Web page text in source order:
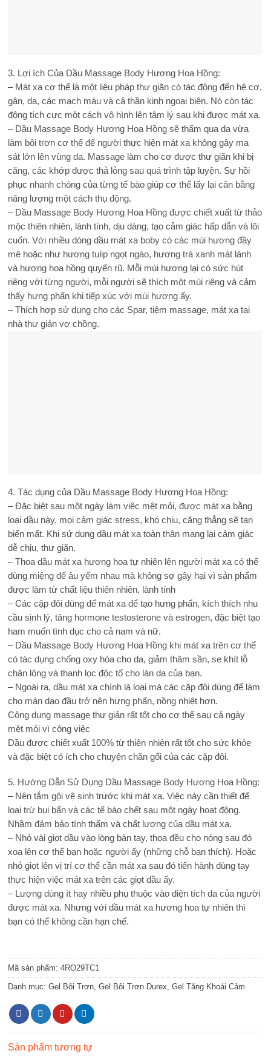
3. Lợi ích Của Dầu Massage Body Hương Hoa Hồng:
– Mát xa cơ thể là một liệu pháp thư giãn có tác động đến hệ cơ,
gân, da, các mạch máu và cả thần kinh ngoại biên. Nó còn tác
động tích cực một cách vô hình lên tâm lý sau khi được mát xa.
– Dầu Massage Body Hương Hoa Hồng sẽ thấm qua da vừa
làm bôi trơn cơ thể để người thực hiện mát xa không gây ma
sát lớn lên vùng da. Massage làm cho cơ được thư giãn khi bị
căng, các khớp được thả lỏng sau quá trình tập luyện. Sự hồi
phục nhanh chóng của từng tế bào giúp cơ thể lấy lại cân bằng
năng lượng một cách thụ động.
– Dầu Massage Body Hương Hoa Hồng được chiết xuất từ thảo
mộc thiên nhiên, lành tính, dịu dàng, tạo cảm giác hấp dẫn và lôi
cuốn. Với nhiều dòng dầu mát xa boby có các mùi hương đầy
mê hoặc như hương tulip ngọt ngào, hương trà xanh mát lành
và hương hoa hồng quyến rũ. Mỗi mùi hương lại có sức hút
riêng với từng người, mỗi người sẽ thích một mùi riêng và cảm
thấy hưng phấn khi tiếp xúc với mùi hương ấy.
– Thích hợp sử dụng cho các Spar, tiệm massage, mát xa tại
nhà thư giản vợ chồng.
4. Tác dụng của Dầu Massage Body Hương Hoa Hồng:
– Đặc biệt sau một ngày làm việc mệt mỏi, được mát xa bằng
loại dầu này, mọi cảm giác stress, khó chịu, căng thẳng sẽ tan
biến mất. Khi sử dụng dầu mát xa toàn thân mang lại cảm giác
dễ chịu, thư giãn.
– Thoa dầu mát xa hương hoa tự nhiên lên người mát xa có thể
dùng miệng để âu yếm nhau mà không sợ gây hại vì sản phẩm
được làm từ chất liệu thiên nhiên, lành tính
– Các cặp đôi dùng để mát xa để tạo hưng phấn, kích thích nhu
cầu sinh lý, tăng hormone testosterone và estrogen, đặc biệt tạo
ham muốn tình dục cho cả nam và nữ.
– Dầu Massage Body Hương Hoa Hồng khi mát xa trên cơ thể
có tác dụng chống oxy hóa cho da, giảm thâm sần, se khít lỗ
chân lông và thanh lọc độc tố cho làn da của bạn.
– Ngoài ra, dầu mát xa chính là loại mà các cặp đôi dùng để làm
cho màn dạo đầu trở nên hưng phấn, nồng nhiệt hơn.
Công dụng massage thư giản rất tốt cho cơ thể sau cả ngày
mệt mỏi vì công việc
Dầu được chiết xuất 100% từ thiên nhiên rất tốt cho sức khỏe
và đặc biệt có ích cho chuyện chăn gối của các cặp đôi.
5. Hướng Dẫn Sử Dụng Dầu Massage Body Hương Hoa Hồng:
– Nên tắm gội vệ sinh trước khi mát xa. Việc này cần thiết để
loại trừ bụi bẩn và các tế bào chết sau một ngày hoạt động.
Nhầm đảm bảo tính thấm và chất lượng của dầu mát xa.
– Nhỏ vài giọt dầu vào lòng bàn tay, thoa đều cho nóng sau đó
xoa lên cơ thể bạn hoặc người ấy (những chỗ bạn thích). Hoặc
nhỏ giọt lên vị trí cơ thể cần mát xa sau đó tiến hành dùng tay
thực hiện việc mát xa trên các giọt dầu ấy.
– Lượng dùng ít hay nhiều phụ thuộc vào diện tích da của người
được mát xa. Nhưng với dầu mát xa hương hoa tự nhiên thì
bạn có thể không cần hạn chế.
Mã sản phẩm: 4RO29TC1
Danh mục: Gel Bôi Trơn Gel Bôi Trơn Durex Gel Tăng Khoái Cảm
Sản phẩm tương tự